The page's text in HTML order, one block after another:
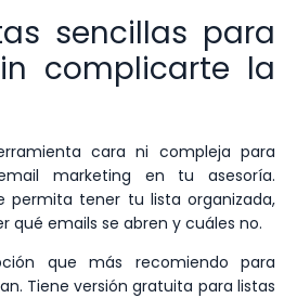
sencillas para
complicarte la
cara ni compleja para
marketing en tu asesoría.
permita tener tu lista organizada,
qué emails se abren y cuáles no.
que más recomiendo para
Tiene versión gratuita para listas